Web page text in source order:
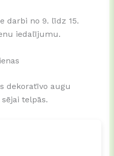
darbi no 9. līdz 15.
iedalījumu.
dekoratīvo augu
telpās.